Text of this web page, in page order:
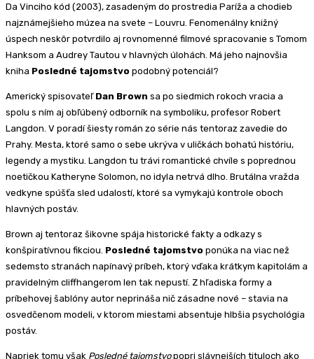
Da Vinciho kód (2003), zasadeným do prostredia Paríža a chodieb
najznámejšieho múzea na svete – Louvru. Fenomenálny knižný
úspech neskôr potvrdilo aj rovnomenné filmové spracovanie s Tomom
Hanksom a Audrey Tautou v hlavných úlohách. Má jeho najnovšia
kniha Posledné tajomstvo podobný potenciál?
Americký spisovateľ Dan Brown sa po siedmich rokoch vracia a
spolu s ním aj obľúbený odborník na symboliku, profesor Robert
Langdon. V poradí šiesty román zo série nás tentoraz zavedie do
Prahy. Mesta, ktoré samo o sebe ukrýva v uličkách bohatú históriu,
legendy a mystiku. Langdon tu trávi romantické chvíle s poprednou
noetičkou Katheryne Solomon, no idyla netrvá dlho. Brutálna vražda
vedkyne spúšťa sled udalostí, ktoré sa vymykajú kontrole oboch
hlavných postáv.
Brown aj tentoraz šikovne spája historické fakty a odkazy s
konšpiratívnou fikciou. Posledné tajomstvo ponúka na viac než
sedemsto stranách napínavý príbeh, ktorý vďaka krátkym kapitolám a
pravidelným cliffhangerom len tak nepustí. Z hľadiska formy a
príbehovej šablóny autor neprináša nič zásadne nové – stavia na
osvedčenom modeli, v ktorom miestami absentuje hlbšia psychológia
postáv.
Napriek tomu však Posledné tajomstvopopri slávnejších tituloch ako